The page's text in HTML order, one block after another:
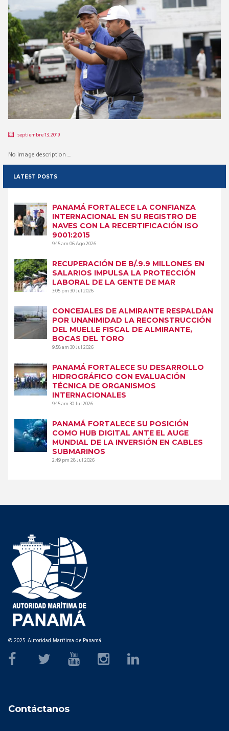
septiembre 13, 2019
No image description ...
LATEST POSTS
PANAMÁ FORTALECE LA CONFIANZA
INTERNACIONAL EN SU REGISTRO DE
NAVES CON LA RECERTIFICACIÓN ISO
9001:2015
9:15 am06 Ago 2026
RECUPERACIÓN DE B/.9.9 MILLONES EN
SALARIOS IMPULSA LA PROTECCIÓN
LABORAL DE LA GENTE DE MAR
3:05 pm30 Jul 2026
CONCEJALES DE ALMIRANTE RESPALDAN
POR UNANIMIDAD LA RECONSTRUCCIÓN
DEL MUELLE FISCAL DE ALMIRANTE,
BOCAS DEL TORO
9:58 am30 Jul 2026
PANAMÁ FORTALECE SU DESARROLLO
HIDROGRÁFICO CON EVALUACIÓN
TÉCNICA DE ORGANISMOS
INTERNACIONALES
9:15 am30 Jul 2026
PANAMÁ FORTALECE SU POSICIÓN
COMO HUB DIGITAL ANTE EL AUGE
MUNDIAL DE LA INVERSIÓN EN CABLES
SUBMARINOS
2:49 pm28 Jul 2026
© 2025. Autoridad Marítima de Panamá
Contáctanos